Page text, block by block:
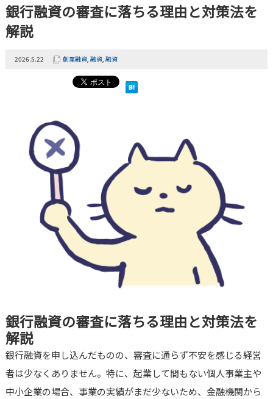
銀行融資の審査に落ちる理由と対策法を
解説
2026.5.22 創業融資, 融資, 融資
銀行融資の審査に落ちる理由と対策法を
解説
銀行融資を申し込んだものの、審査に通らず不安を感じる経営
者は少なくありません。特に、起業して間もない個人事業主や
中小企業の場合、事業の実績がまだ少ないため、金融機関から